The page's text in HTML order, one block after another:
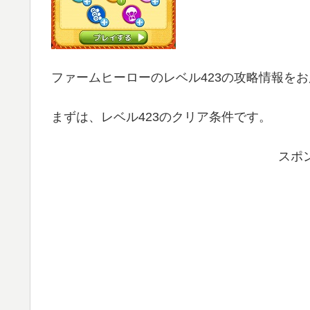
ファームヒーローのレベル423の攻略情報をお
まずは、レベル423のクリア条件です。
スポ